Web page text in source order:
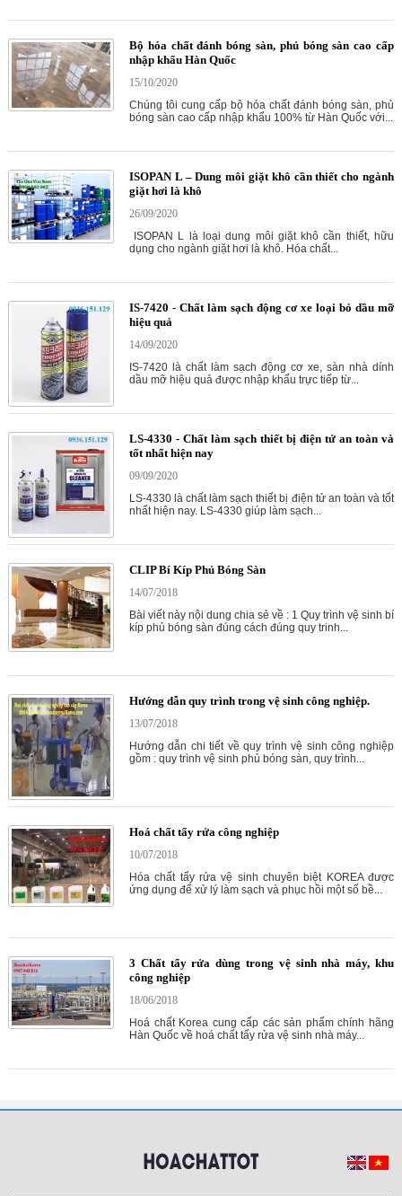
Bộ hóa chất đánh bóng sàn, phủ bóng sàn cao cấp
nhập khẩu Hàn Quốc
15/10/2020
Chúng tôi cung cấp bộ hóa chất đánh bóng sàn, phủ
bóng sàn cao cấp nhập khẩu 100% từ Hàn Quốc với...
ISOPAN L – Dung môi giặt khô cần thiết cho ngành
giặt hơi là khô
26/09/2020
ISOPAN L là loại dung môi giặt khô cần thiết, hữu
dụng cho ngành giặt hơi là khô. Hóa chất...
IS-7420 - Chất làm sạch động cơ xe loại bỏ dầu mỡ
hiệu quả
14/09/2020
IS-7420 là chất làm sạch động cơ xe, sàn nhà dính
dầu mỡ hiệu quả được nhập khẩu trực tiếp từ...
LS-4330 - Chất làm sạch thiết bị điện tử an toàn và
tốt nhất hiện nay
09/09/2020
LS-4330 là chất làm sạch thiết bị điện tử an toàn và tốt
nhất hiện nay. LS-4330 giúp làm sạch...
CLIP Bí Kíp Phủ Bóng Sàn
14/07/2018
Bài viết này nội dung chia sẻ về : 1 Quy trình vệ sinh bí
kíp phủ bóng sàn đúng cách đúng quy trinh...
Hướng dẫn quy trình trong vệ sinh công nghiệp.
13/07/2018
Hướng dẫn chi tiết về quy trình vệ sinh công nghiệp
gồm : quy trình vệ sinh phủ bóng sàn, quy trình...
Hoá chất tẩy rửa công nghiệp
10/07/2018
Hóa chất tẩy rửa vệ sinh chuyên biệt KOREA được
ứng dụng để xử lý làm sạch và phục hồi một số bề...
3 Chất tẩy rửa dùng trong vệ sinh nhà máy, khu
công nghiệp
18/06/2018
Hoá chất Korea cung cấp các sản phẩm chính hãng
Hàn Quốc về hoá chất tẩy rửa vệ sinh nhà máy...